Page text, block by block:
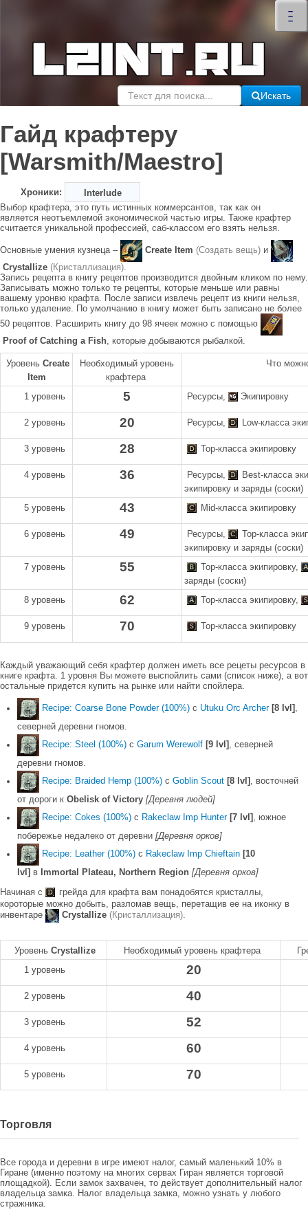
–
–
–
×
Искать
Гайд крафтеру
[Warsmith/Maestro]
Хроники:
Interlude
Выбор крафтера, это путь истинных коммерсантов, так как он
является неотъемлемой экономической частью игры. Также крафтер
считается уникальной профессией, саб-классом его взять нельзя.
Основные умения кузнеца – Create Item (Создать вещь) и
Crystallize (Кристаллизация).
Запись рецепта в книгу рецептов производится двойным кликом по нему.
Записывать можно только те рецепты, которые меньше или равны
вашему уронвю крафта. После записи извлечь рецепт из книги нельзя,
только удаление. По умолчанию в книгу может быть записано не более
50 рецептов. Расширить книгу до 98 ячеек можно с помощью
Proof of Catching a Fish, которые добываются рыбалкой.
Уровень Create
Item
Необходимый уровень
крафтера
Что
1 уровень 5 Ресурсы, Экипировку
2 уровень 20 Ресурсы, Low-класса
3 уровень 28 Top-класса экипировку
4 уровень 36 Ресурсы,
Best-класса
экипировку и заряды (соски)
5 уровень
43 Mid-класса экипировку
6 уровень 49 Ресурсы,
Top-класса
экипировку и заряды (соски)
7 уровень
55
Top-класса экипировку,
заряды (соски)
8 уровень
62 Top-класса экипировку,
9 уровень 70 Top-класса экипировку
Каждый уважающий себя крафтер должен иметь все рецеты ресурсов в
книге крафта. 1 уровня Вы можете выспойлить сами (список ниже), а вот
остальные придется купить на рынке или найти спойлера.
Recipe: Coarse Bone Powder (100%) с Utuku Orc Archer[8 lvl] ,
северней деревни гномов.
Recipe: Steel (100%) с Garum Werewolf [9 lvl] , северней
деревни гномов.
Recipe: Braided Hemp (100%) с Goblin Scout [8 lvl] , восточней
от дороги к Obelisk of Victory [Деревня людей]
Recipe: Cokes (100%) c Rakeclaw Imp Hunter[7 lvl] , южное
побережье недалеко от деревни [Деревня орков]
Recipe: Leather (100%) с Rakeclaw Imp Chieftain [10
lvl] в Immortal Plateau, Northern Region [Деревня орков]
Начиная с
грейда для крафта вам понадобятся кристаллы,
короторые можно добыть, разломав вещь, перетащив ее на иконку в
инвентаре
Crystallize (Кристаллизация).
Уровень Crystallize Необходимый уровень крафтера
1 уровень
20
2 уровень 40
3 уровень 52
4 уровень 60
5 уровень 70
Торговля
Все города и деревни в игре имеют налог, самый маленький 10% в
Гиране (именно поэтому на многих сервах Гиран является торговой
площадкой). Если замок захвачен, то действует дополнительный налог
владельца замка. Налог владельца замка, можно узнать у любого
стражника.